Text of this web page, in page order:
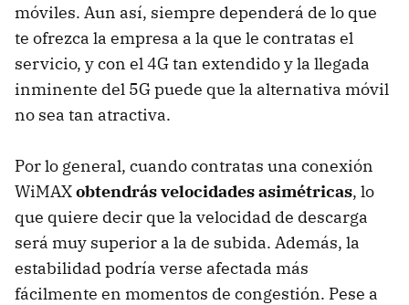
móviles. Aun así, siempre dependerá de lo que
te ofrezca la empresa a la que le contratas el
servicio, y con el 4G tan extendido y la llegada
inminente del 5G puede que la alternativa móvil
no sea tan atractiva.
Por lo general, cuando contratas una conexión
WiMAXobtendrás velocidades asimétricas, lo
que quiere decir que la velocidad de descarga
será muy superior a la de subida. Además, la
estabilidad podría verse afectada más
fácilmente en momentos de congestión. Pese a